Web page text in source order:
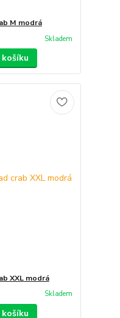
M modrá
Skladem
XXL modrá
Skladem